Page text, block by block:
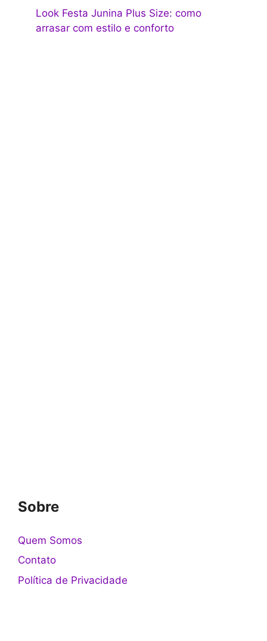
Look Festa Junina Plus Size: como
arrasar com estilo e conforto
Sobre
Quem Somos
Contato
Política de Privacidade